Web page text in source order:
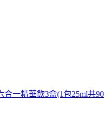
合一精華飲3盒(1包25ml共90